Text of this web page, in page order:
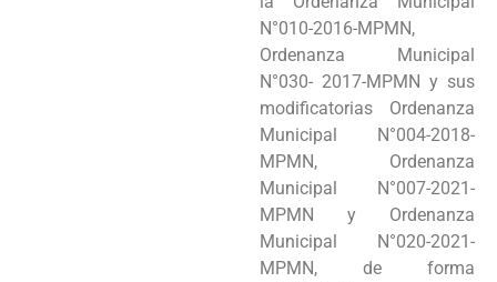
N°010-2016-MPMN,
Ordenanza Municipal
N°030- 2017-MPMN y sus
modificatorias Ordenanza
Municipal N°004-2018-
MPMN, Ordenanza
Municipal N°007-2021-
MPMN y Ordenanza
Municipal N°020-2021-
MPMN, de forma